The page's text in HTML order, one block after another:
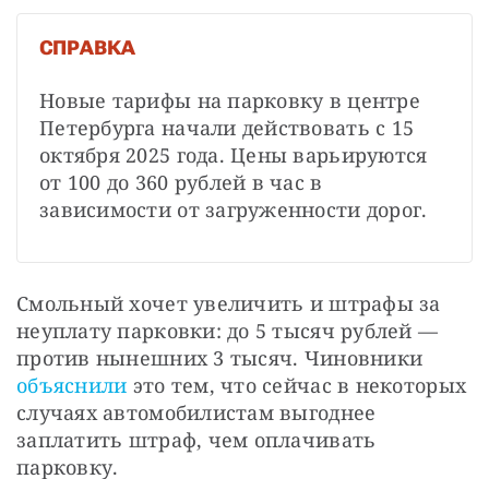
СПРАВКА
Новые тарифы на парковку в центре
Петербурга начали действовать с 15
октября 2025 года. Цены варьируются
от 100 до 360 рублей в час в
зависимости от загруженности дорог.
Смольный хочет увеличить и штрафы за
неуплату парковки: до 5 тысяч рублей —
объяснили это тем, что сейчас в некоторых
случаях автомобилистам выгоднее
заплатить штраф, чем оплачивать
парковку.